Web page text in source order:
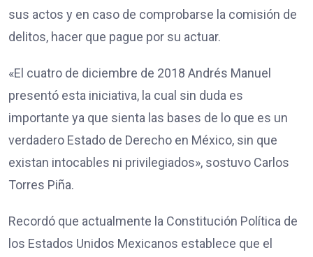
sus actos y en caso de comprobarse la comisión de
delitos, hacer que pague por su actuar.
«El cuatro de diciembre de 2018 Andrés Manuel
presentó esta iniciativa, la cual sin duda es
importante ya que sienta las bases de lo que es un
verdadero Estado de Derecho en México, sin que
existan intocables ni privilegiados», sostuvo Carlos
Torres Piña.
Recordó que actualmente la Constitución Política de
los Estados Unidos Mexicanos establece que el